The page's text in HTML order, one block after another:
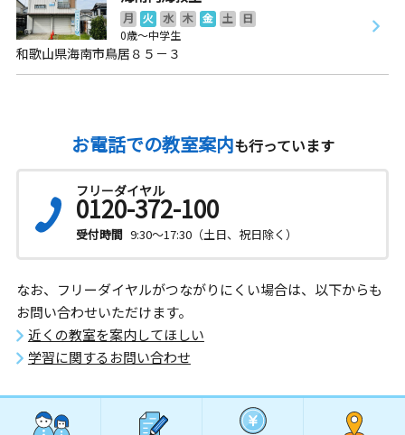
月 火 水 木 金 土
日
0歳～中学生
和歌山県海南市鳥居８５－３
お電話での教室案内も行っています
フリーダイヤル
0120-372-100
受付時間 9:30～17:30（土日、祝日除く）
なお、フリーダイヤルがつながりにくい場合は、以下からも
お問い合わせいただけます。
近くの教室を案内してほしい
学習に関するお問い合わせ